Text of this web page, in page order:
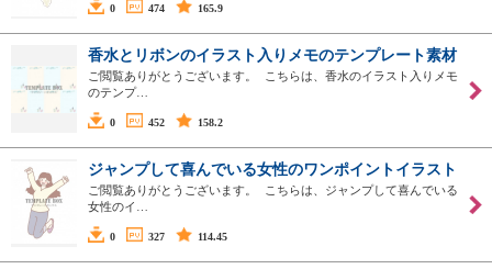
0 474 165.9
香水とリボンのイラスト入りメモのテンプレート素材
ご閲覧ありがとうございます。 こちらは、香水のイラスト入りメモ
のテンプ…
0 452 158.2
ジャンプして喜んでいる女性のワンポイントイラスト
ご閲覧ありがとうございます。 こちらは、ジャンプして喜んでいる
女性のイ…
0 327 114.45